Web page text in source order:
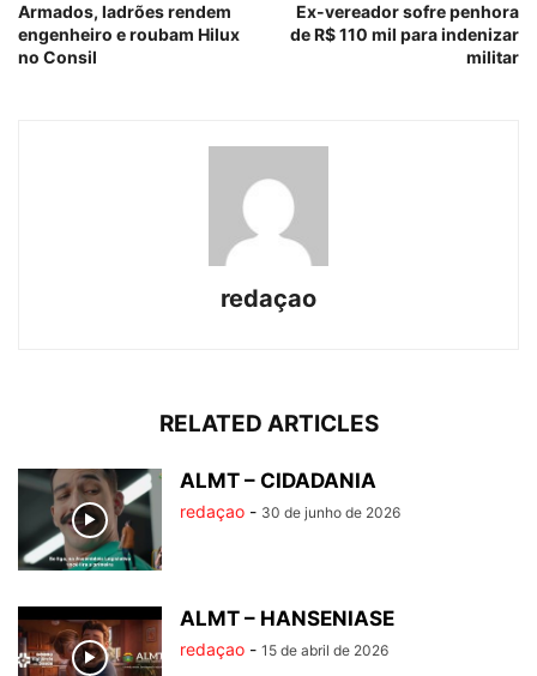
Armados, ladrões rendem
engenheiro e roubam Hilux
no Consil
Ex-vereador sofre penhora
de R$ 110 mil para indenizar
militar
redaçao
RELATED ARTICLES
ALMT – CIDADANIA
redaçao - 30 de junho de 2026
ALMT – HANSENIASE
redaçao - 15 de abril de 2026